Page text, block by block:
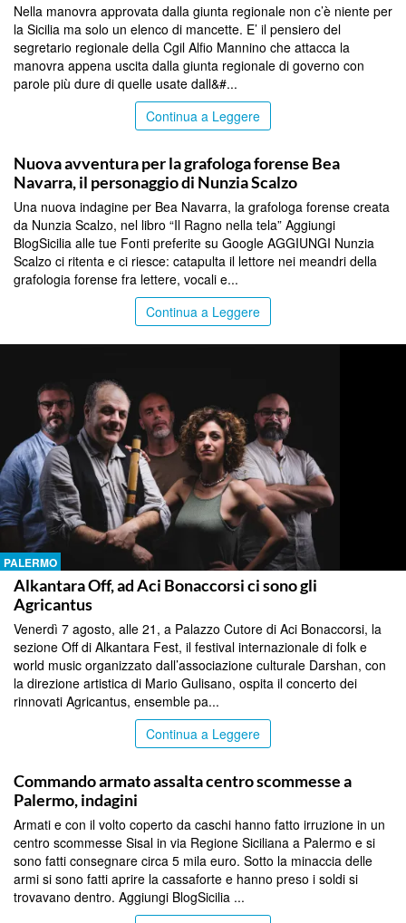
Nella manovra approvata dalla giunta regionale non c’è niente per
la Sicilia ma solo un elenco di mancette. E’ il pensiero del
segretario regionale della Cgil Alfio Mannino che attacca la
manovra appena uscita dalla giunta regionale di governo con
parole più dure di quelle usate dall&#...
Continua a Leggere
Nuova avventura per la grafologa forense Bea
Navarra, il personaggio di Nunzia Scalzo
Una nuova indagine per Bea Navarra, la grafologa forense creata
da Nunzia Scalzo, nel libro “Il Ragno nella tela” Aggiungi
BlogSicilia alle tue Fonti preferite su Google AGGIUNGI Nunzia
Scalzo ci ritenta e ci riesce: catapulta il lettore nei meandri della
grafologia forense fra lettere, vocali e...
Continua a Leggere
PALERMO
Alkantara Off, ad Aci Bonaccorsi ci sono gli
Agricantus
Venerdì 7 agosto, alle 21, a Palazzo Cutore di Aci Bonaccorsi, la
sezione Off di Alkantara Fest, il festival internazionale di folk e
world music organizzato dall’associazione culturale Darshan, con
la direzione artistica di Mario Gulisano, ospita il concerto dei
rinnovati Agricantus, ensemble pa...
Continua a Leggere
Commando armato assalta centro scommesse a
Palermo, indagini
Armati e con il volto coperto da caschi hanno fatto irruzione in un
centro scommesse Sisal in via Regione Siciliana a Palermo e si
sono fatti consegnare circa 5 mila euro. Sotto la minaccia delle
armi si sono fatti aprire la cassaforte e hanno preso i soldi si
trovavano dentro. Aggiungi BlogSicilia ...